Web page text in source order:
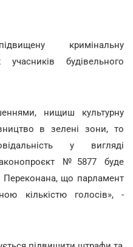
кримінальну
учасників будівельного
нищиш культурну
в зелені зони, то
у вигляді
№5877 буде
Переконана, що парламент
кількістю голосів», -